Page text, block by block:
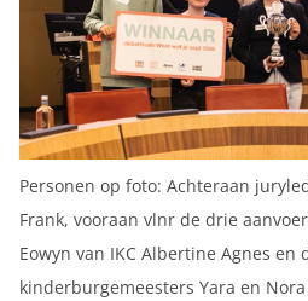
Personen op foto: Achteraan
Frank, vooraan vlnr de drie
Eowyn van IKC Albertine Agnes en
kinderburgemeesters Yara en Nora